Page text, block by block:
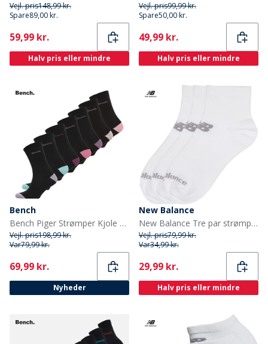
Vejl. pris148,99 kr.
Spare89,00 kr.
Current
59,99 kr.
Halv pris eller mindre
Vejl. pris99,99 kr.
Spare50,00 kr.
Current
49,99 kr.
Halv pris eller mindre
Bench
Bench Piger Strømper Kjole 7-pak Sort
Vejl. pris198,99 kr.
Var79,99 kr.
Current
69,99 kr.
Nyheder
New Balance
New Balance Tre par strømper til Drenge i kvartlængde hvid
Vejl. pris79,99 kr.
Var34,99 kr.
Current
29,99 kr.
Halv pris eller mindre